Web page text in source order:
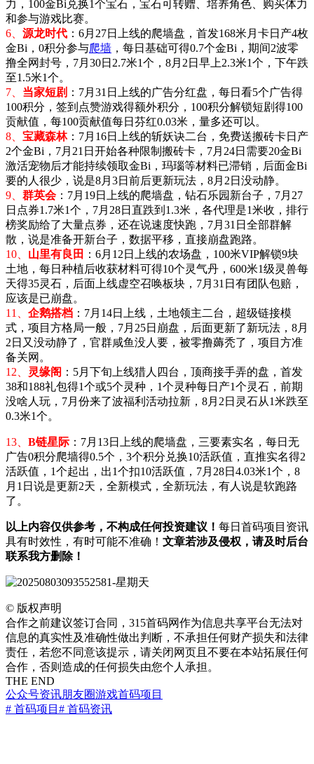
力，100金Bi兑换1个宝石，宝石可转赠、培养角色、购买体力
和参与游戏比赛。
6、 源龙时代 ： 6月27日上线的爬墙盘，首发168米月卡日产4枚
金Bi， 0积分参与爬墙 ，每日基础可得0.7个金Bi，期间2波零
撸全网封号，7月30日2.7米1个，8月2日早上2.3米1个，下午跌
至1.5米1个。
7、 当家短剧 ：7月31日上线的广告分红盘，每日看5个广告得
100积分，签到点赞游戏得额外积分，100积分解锁短剧得100
贡献值，每100贡献值每日芬红0.03米，量多还可以。
8、 宝藏森林： 7月16日上线的斩妖诀二台，免费送搬砖卡日产
2个金Bi， 7月21日开始各种限制搬砖卡，7月24日需要20金Bi
激活宠物后才能持续领取金Bi，玛瑙等材料已滞销，后面金Bi
要的人很少，说是8月3日前后更新玩法，8月2日没动静。
9、 群英会： 7月19日上线的爬墙盘，钻石乐园新台子，7月27
日点券1.7米1个，7月28日直跌到1.3米，各代理是1米收，排行
榜奖励给了大量点券，还在说速度快跑，7月31日全部群解
散，说是准备开新台子，数据平移，直接崩盘跑路。
10、 山里有良田 ： 6月12日
上线的农场盘，100米VIP解锁9块
土地，每日种植后收获材料可得10个灵气丹，600米1级灵兽每
天得35灵石，后面上线虚空召唤板块，7月31日有团队包赔，
应该是已崩盘。
11、 企鹅搭档 ： 7月14日上线，土地领主二台，超级链接模
式，项目方格局一般，7月25日崩盘，后面更新了新玩法，8月
2日又没动静了，官群咸鱼没人要，被零撸薅秃了，项目方准
备关网。
12、
灵缘阁 ：5月下旬上线猎人四台，顶商接手弄的盘，首发
38和188礼包得1个或5个灵种，1个灵种每日产1个灵石，前期
没啥人玩，7月份来了波福利活动拉新，8月2日灵石从1米跌至
0.3米1个。
13、 B链星际 ： 7月13日上线的爬墙盘，三要素实名，每日无
广告0积分爬墙得0.5个，3个积分兑换10活跃值，直推实名得2
活跃值，1个起出，出1个扣10活跃值，7月28日 4.03米1个，8
月1日说是更新2天，全新模式，全新玩法，有人说是软跑路
了。
以上内容仅供参考，不构成任何投资建议！ 每日首码项目资讯
具有时效性，有时可能不准确！ 文章若涉及侵权，请及时后台
联系我方删除！
© 版权声明
合作之前建议签订合同，315首码网作为信息共享平台无法对
信息的真实性及准确性做出判断，不承担任何财产损失和法律
责任，若您不同意该提示，请关闭网页且不要在本站拓展任何
合作，否则造成的任何损失由您个人承担。
THE END
公众号资讯朋友圈游戏首码项目
# 首码项目 # 首码资讯